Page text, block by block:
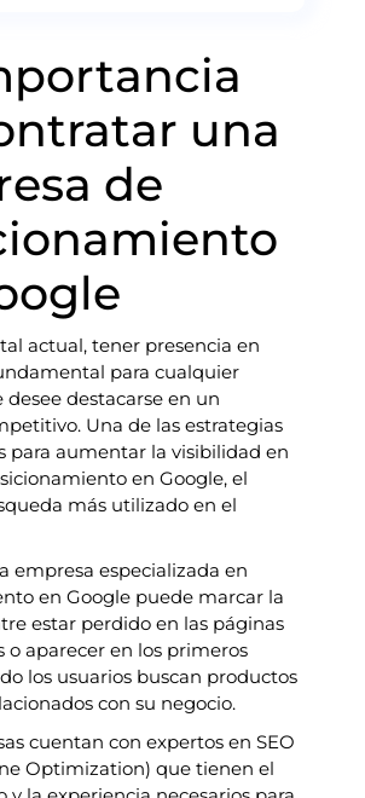
una
de
actual, tener presencia en
para cualquier
destacarse en un
Una de las estrategias
para aumentar la visibilidad en
en Google, el
más utilizado en el
empresa especializada en
en Google puede marcar la
estar perdido en las páginas
o aparecer en los primeros
los usuarios buscan productos
con su negocio.
cuentan con expertos en SEO
Optimization) que tienen el